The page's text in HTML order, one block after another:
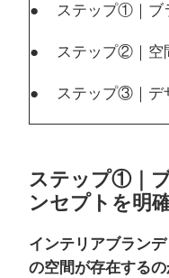
● ステップ①｜ブ
● ステップ②｜空
● ステップ③｜デ
ステップ①｜
ンセプトを明
インテリアブラン
の空間が存在するの